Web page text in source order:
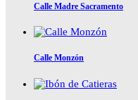
Calle Madre Sacramento
Calle Monzón